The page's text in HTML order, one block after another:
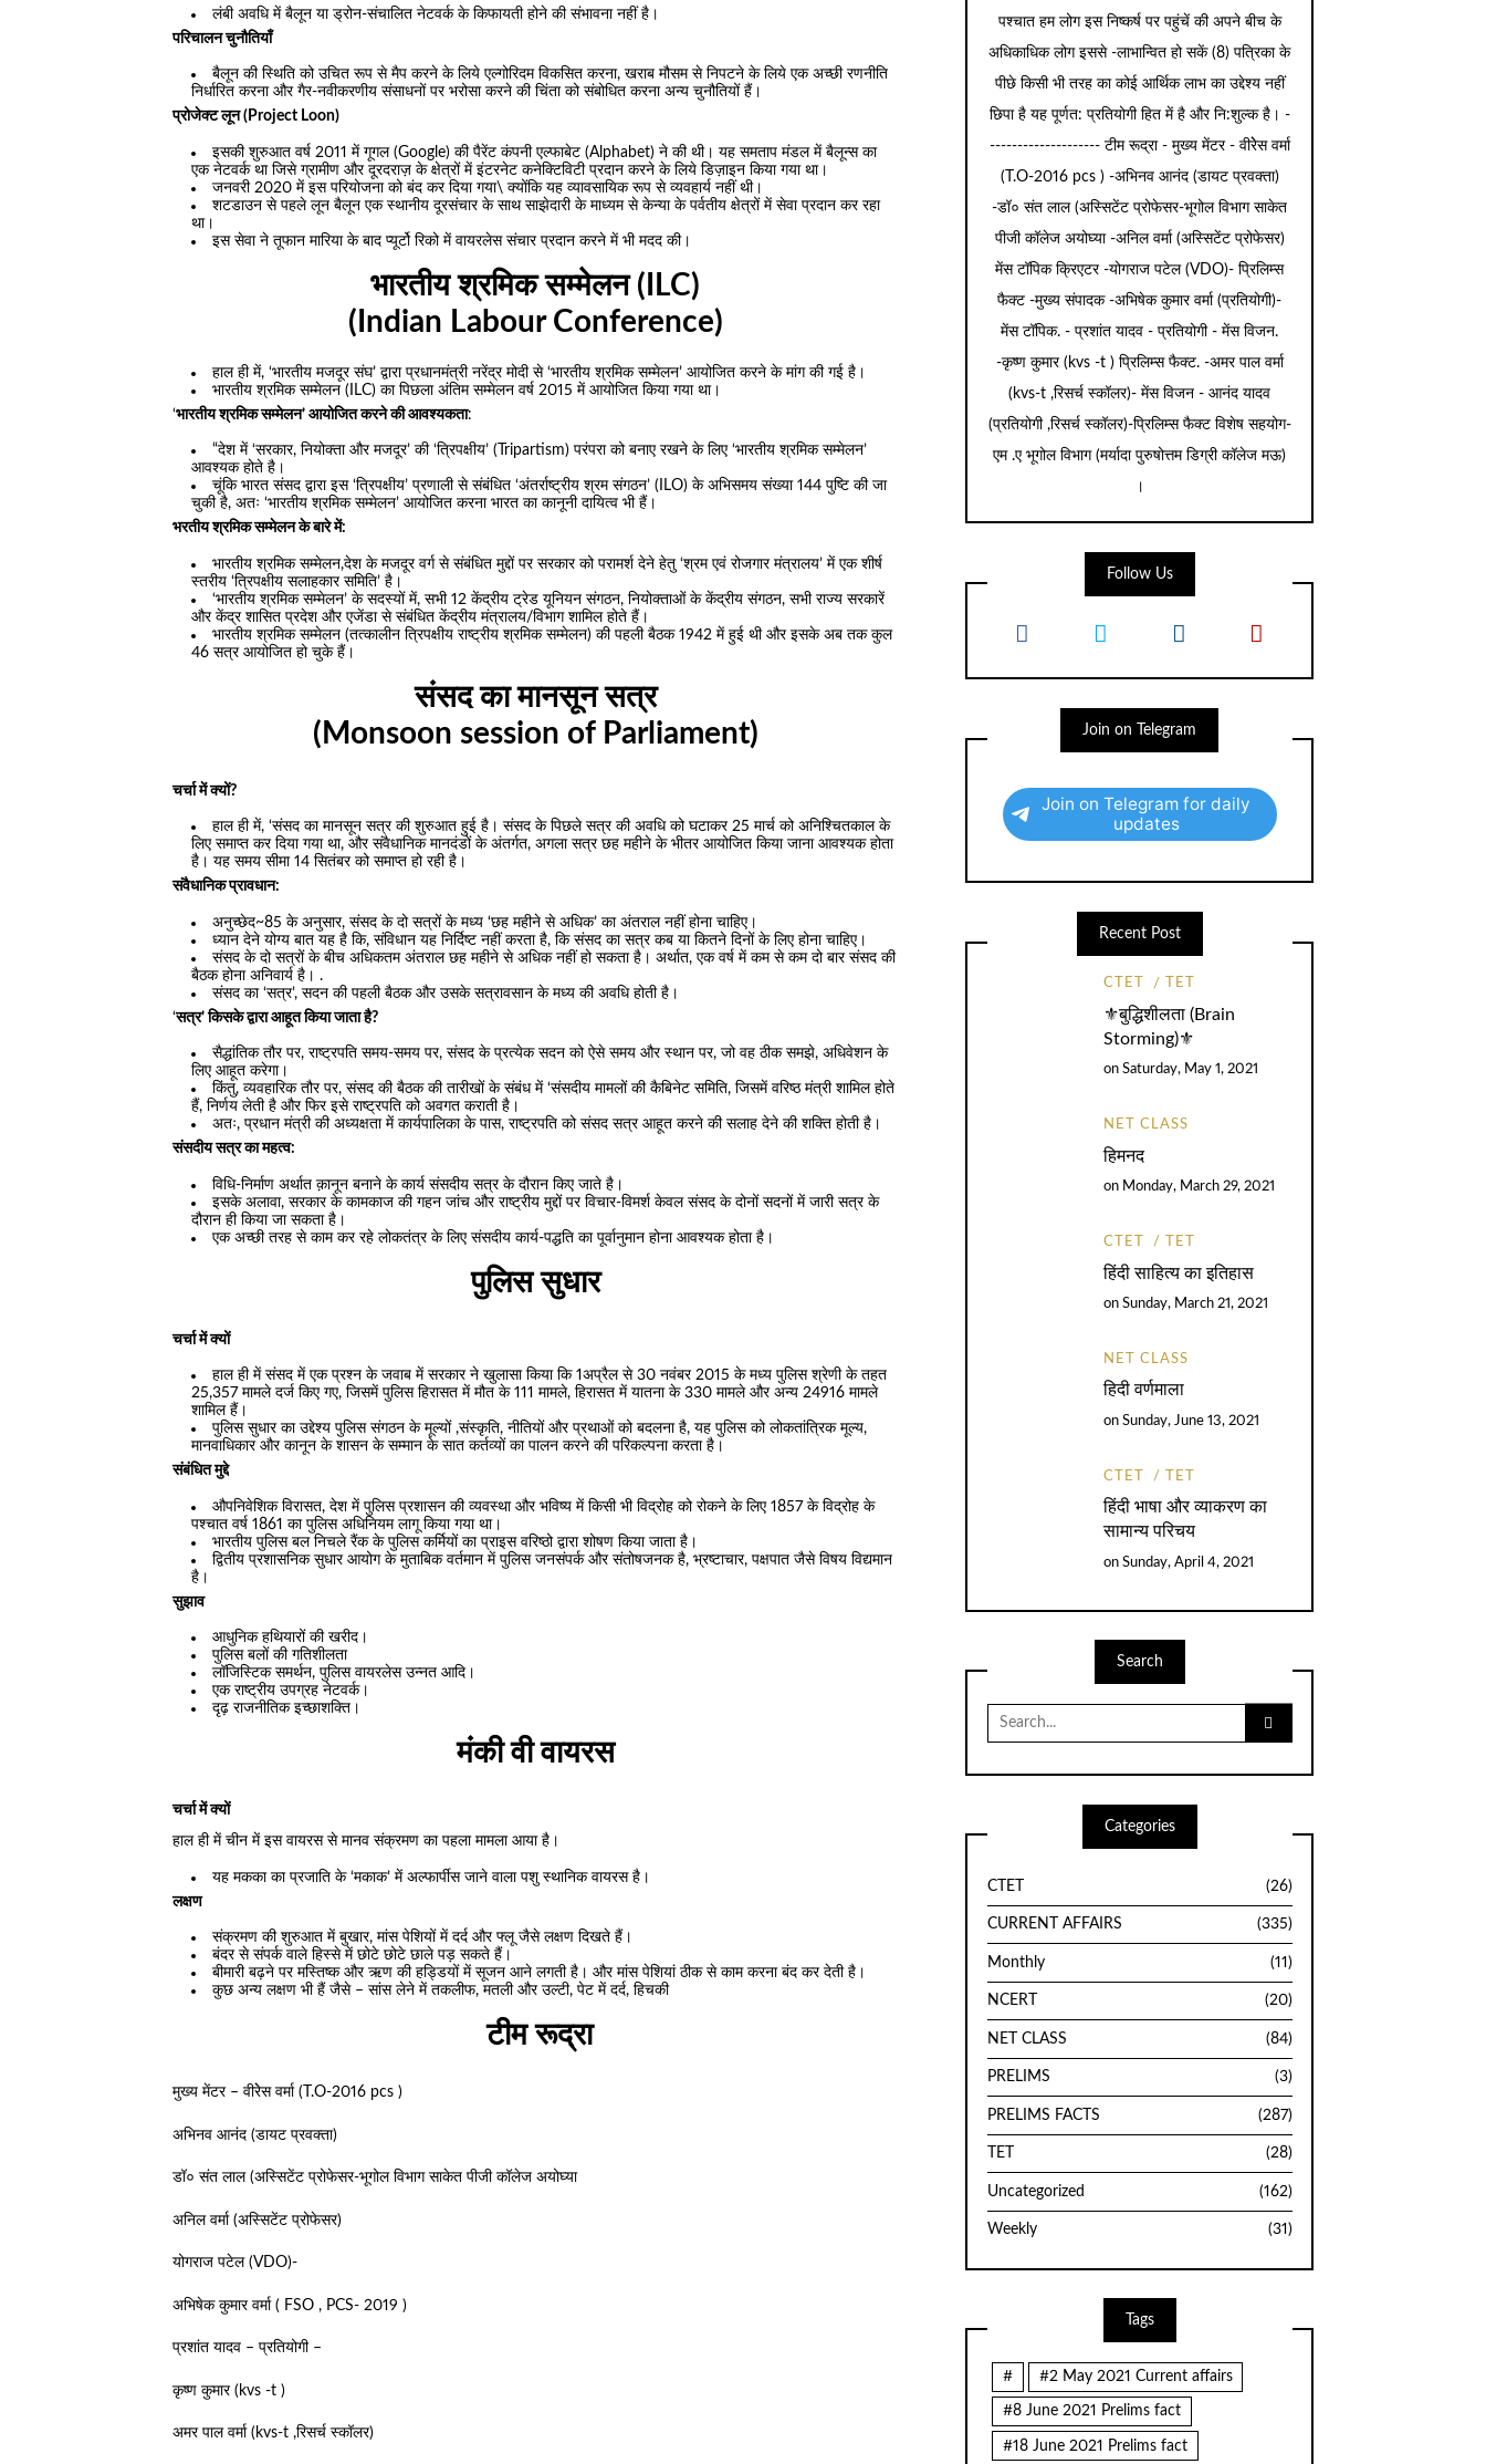
लंबी अवधि में बैलून या ड्रोन-संचालित नेटवर्क के किफायती होने की संभावना नहीं है।
परिचालन चुनौतियाँ
बैलून की स्थिति को उचित रूप से मैप करने के लिये एल्गोरिदम विकसित करना, खराब मौसम से निपटने के लिये एक अच्छी रणनीति
निर्धारित करना और गैर-नवीकरणीय संसाधनों पर भरोसा करने की चिंता को संबोधित करना अन्य चुनौतियों हैं।
प्रोजेक्ट लून (Project Loon)
इसकी शुरुआत वर्ष 2011 में गूगल (Google) की पैरेंट कंपनी एल्फाबेट (Alphabet) ने की थी। यह समताप मंडल में बैलून्स का
एक नेटवर्क था जिसे ग्रामीण और दूरदराज़ के क्षेत्रों में इंटरनेट कनेक्टिविटी प्रदान करने के लिये डिज़ाइन किया गया था।
जनवरी 2020 में इस परियोजना को बंद कर दिया गया\ क्योंकि यह व्यावसायिक रूप से व्यवहार्य नहीं थी।
शटडाउन से पहले लून बैलून एक स्थानीय दूरसंचार के साथ साझेदारी के माध्यम से केन्या के पर्वतीय क्षेत्रों में सेवा प्रदान कर रहा
था।
इस सेवा ने तूफान मारिया के बाद प्यूर्टो रिको में वायरलेस संचार प्रदान करने में भी मदद की।
भारतीय श्रमिक सम्मेलन (ILC)
(Indian Labour Conference)
हाल ही में, ‘भारतीय मजदूर संघ’ द्वारा प्रधानमंत्री नरेंद्र मोदी से ‘भारतीय श्रमिक सम्मेलन’ आयोजित करने के मांग की गई है।
भारतीय श्रमिक सम्मेलन (ILC) का पिछला अंतिम सम्मेलन वर्ष 2015 में आयोजित किया गया था।
‘भारतीय श्रमिक सम्मेलन’ आयोजित करने की आवश्यकता:
“देश में ‘सरकार, नियोक्ता और मजदूर’ की ‘त्रिपक्षीय’ (Tripartism) परंपरा को बनाए रखने के लिए ‘भारतीय श्रमिक सम्मेलन’
आवश्यक होते है।
चूंकि भारत संसद द्वारा इस ‘त्रिपक्षीय’ प्रणाली से संबंधित ‘अंतर्राष्ट्रीय श्रम संगठन’ (ILO) के अभिसमय संख्या 144 पुष्टि की जा
चुकी है, अतः ‘भारतीय श्रमिक सम्मेलन’ आयोजित करना भारत का कानूनी दायित्व भी हैं।
भरतीय श्रमिक सम्मेलन के बारे में:
भारतीय श्रमिक सम्मेलन,देश के मजदूर वर्ग से संबंधित मुद्दों पर सरकार को परामर्श देने हेतु ‘श्रम एवं रोजगार मंत्रालय’ में एक शीर्ष
स्तरीय ‘त्रिपक्षीय सलाहकार समिति’ है।
‘भारतीय श्रमिक सम्मेलन’ के सदस्यों में, सभी 12 केंद्रीय ट्रेड यूनियन संगठन, नियोक्ताओं के केंद्रीय संगठन, सभी राज्य सरकारें
और केंद्र शासित प्रदेश और एजेंडा से संबंधित केंद्रीय मंत्रालय/विभाग शामिल होते हैं।
भारतीय श्रमिक सम्मेलन (तत्कालीन त्रिपक्षीय राष्ट्रीय श्रमिक सम्मेलन) की पहली बैठक 1942 में हुई थी और इसके अब तक कुल
46 सत्र आयोजित हो चुके हैं।
संसद का मानसून सत्र
(Monsoon session of Parliament)
चर्चा में क्यों?
हाल ही में, ‘संसद का मानसून सत्र की शुरुआत हुई है। संसद के पिछले सत्र की अवधि को घटाकर 25 मार्च को अनिश्चितकाल के
लिए समाप्त कर दिया गया था, और संवैधानिक मानदंडों के अंतर्गत, अगला सत्र छह महीने के भीतर आयोजित किया जाना आवश्यक होता
है। यह समय सीमा 14 सितंबर को समाप्त हो रही है।
संवैधानिक प्रावधान:
अनुच्छेद~85 के अनुसार, संसद के दो सत्रों के मध्य ‘छह महीने से अधिक’ का अंतराल नहीं होना चाहिए।
ध्यान देने योग्य बात यह है कि, संविधान यह निर्दिष्ट नहीं करता है, कि संसद का सत्र कब या कितने दिनों के लिए होना चाहिए।
संसद के दो सत्रों के बीच अधिकतम अंतराल छह महीने से अधिक नहीं हो सकता है। अर्थात, एक वर्ष में कम से कम दो बार संसद की
बैठक होना अनिवार्य है। .
संसद का ‘सत्र’, सदन की पहली बैठक और उसके सत्रावसान के मध्य की अवधि होती है।
‘सत्र’ किसके द्वारा आहूत किया जाता है?
सैद्धांतिक तौर पर, राष्ट्रपति समय-समय पर, संसद के प्रत्येक सदन को ऐसे समय और स्थान पर, जो वह ठीक समझे, अधिवेशन के
लिए आहूत करेगा।
किंतु, व्यवहारिक तौर पर, संसद की बैठक की तारीखों के संबंध में ‘संसदीय मामलों की कैबिनेट समिति, जिसमें वरिष्ठ मंत्री शामिल होते
हैं, निर्णय लेती है और फिर इसे राष्ट्रपति को अवगत कराती है।
अतः, प्रधान मंत्री की अध्यक्षता में कार्यपालिका के पास, राष्ट्रपति को संसद सत्र आहूत करने की सलाह देने की शक्ति होती है।
संसदीय सत्र का महत्व:
विधि-निर्माण अर्थात क़ानून बनाने के कार्य संसदीय सत्र के दौरान किए जाते है।
इसके अलावा, सरकार के कामकाज की गहन जांच और राष्ट्रीय मुद्दों पर विचार-विमर्श केवल संसद के दोनों सदनों में जारी सत्र के
दौरान ही किया जा सकता है।
एक अच्छी तरह से काम कर रहे लोकतंत्र के लिए संसदीय कार्य-पद्धति का पूर्वानुमान होना आवश्यक होता है।
पुलिस सुधार
चर्चा में क्यों
हाल ही में संसद में एक प्रश्न के जवाब में सरकार ने खुलासा किया कि 1अप्रैल से 30 नवंबर 2015 के मध्य पुलिस श्रेणी के तहत
25,357 मामले दर्ज किए गए, जिसमें पुलिस हिरासत में मौत के 111 मामले, हिरासत में यातना के 330 मामले और अन्य 24916 मामले
शामिल हैं।
पुलिस सुधार का उद्देश्य पुलिस संगठन के मूल्यों ,संस्कृति, नीतियों और प्रथाओं को बदलना है, यह पुलिस को लोकतांत्रिक मूल्य,
मानवाधिकार और कानून के शासन के सम्मान के सात कर्तव्यों का पालन करने की परिकल्पना करता है।
संबंधित मुद्दे
औपनिवेशिक विरासत, देश में पुलिस प्रशासन की व्यवस्था और भविष्य में किसी भी विद्रोह को रोकने के लिए 1857 के विद्रोह के
पश्चात वर्ष 1861 का पुलिस अधिनियम लागू किया गया था।
भारतीय पुलिस बल निचले रैंक के पुलिस कर्मियों का प्राइस वरिष्ठो द्वारा शोषण किया जाता है।
द्वितीय प्रशासनिक सुधार आयोग के मुताबिक वर्तमान में पुलिस जनसंपर्क और संतोषजनक है, भ्रष्टाचार, पक्षपात जैसे विषय विद्यमान
है।
सुझाव
आधुनिक हथियारों की खरीद।
पुलिस बलों की गतिशीलता
लॉजिस्टिक समर्थन, पुलिस वायरलेस उन्नत आदि।
एक राष्ट्रीय उपग्रह नेटवर्क।
दृढ़ राजनीतिक इच्छाशक्ति।
मंकी वी वायरस
चर्चा में क्यों
हाल ही में चीन में इस वायरस से मानव संक्रमण का पहला मामला आया है।
यह मकका का प्रजाति के ‘मकाक’ में अल्फार्पीस जाने वाला पशु स्थानिक वायरस है।
लक्षण
संक्रमण की शुरुआत में बुखार, मांस पेशियों में दर्द और फ्लू जैसे लक्षण दिखते हैं।
बंदर से संपर्क वाले हिस्से में छोटे छोटे छाले पड़ सकते हैं।
बीमारी बढ़ने पर मस्तिष्क और ऋण की हड्डियों में सूजन आने लगती है। और मांस पेशियां ठीक से काम करना बंद कर देती है।
कुछ अन्य लक्षण भी हैं जैसे – सांस लेने में तकलीफ, मतली और उल्टी, पेट में दर्द, हिचकी
टीम रूद्रा
मुख्य मेंटर – वीरेेस वर्मा (T.O-2016 pcs )
अभिनव आनंद (डायट प्रवक्ता)
डॉ० संत लाल (अस्सिटेंट प्रोफेसर-भूगोल विभाग साकेत पीजी कॉलेज अयोघ्या
अनिल वर्मा (अस्सिटेंट प्रोफेसर)
योगराज पटेल (VDO)-
अभिषेक कुमार वर्मा ( FSO , PCS- 2019 )
प्रशांत यादव – प्रतियोगी –
कृष्ण कुमार (kvs -t )
अमर पाल वर्मा (kvs-t ,रिसर्च स्कॉलर)
पश्चात हम लोग इस निष्कर्ष पर पहुंचें की अपने बीच के
अधिकाधिक लोग इससे -लाभान्वित हो सकें (8) पत्रिका के
पीछे किसी भी तरह का कोई आर्थिक लाभ का उद्देश्य नहीं
छिपा है यह पूर्णत: प्रतियोगी हित में है और नि:शुल्क है। -
-------------------- टीम रूद्रा - मुख्य मेंटर - वीरेेस वर्मा
(T.O-2016 pcs ) -अभिनव आनंद (डायट प्रवक्ता)
-डॉ० संत लाल (अस्सिटेंट प्रोफेसर-भूगोल विभाग साकेत
पीजी कॉलेज अयोघ्या -अनिल वर्मा (अस्सिटेंट प्रोफेसर)
मेंस टॉपिक क्रिएटर -योगराज पटेल (VDO)- प्रिलिम्स
फैक्ट -मुख्य संपादक -अभिषेक कुमार वर्मा (प्रतियोगी)-
मेंस टॉपिक. - प्रशांत यादव - प्रतियोगी - मेंस विजन.
-कृष्ण कुमार (kvs -t ) प्रिलिम्स फैक्ट. -अमर पाल वर्मा
(kvs-t ,रिसर्च स्कॉलर)- मेंस विजन - आनंद यादव
(प्रतियोगी ,रिसर्च स्कॉलर)-प्रिलिम्स फैक्ट विशेष सहयोग-
एम .ए भूगोल विभाग (मर्यादा पुरुषोत्तम डिग्री कॉलेज मऊ)
।
Follow Us
Join on Telegram
Join on Telegram for daily
updates
Recent Post
CTET TET
⚜️बुद्धिशीलता (Brain
Storming)⚜️
on Saturday, May 1, 2021
NET CLASS
हिमनद
on Monday, March 29, 2021
CTET TET
हिंदी साहित्य का इतिहास
on Sunday, March 21, 2021
NET CLASS
हिदी वर्णमाला
on Sunday, June 13, 2021
CTET TET
हिंदी भाषा और व्याकरण का
सामान्य परिचय
on Sunday, April 4, 2021
Search
Search
for:
Categories
CTET (26)
CURRENT AFFAIRS (335)
Monthly (11)
NCERT (20)
NET CLASS (84)
PRELIMS (3)
PRELIMS FACTS (287)
TET (28)
Uncategorized (162)
Weekly (31)
Tags
# #2 May 2021 Current affairs
#8 June 2021 Prelims fact
#18 June 2021 Prelims fact